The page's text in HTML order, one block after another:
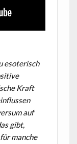
esoterisch
Kraft
auf
gibt,
manche